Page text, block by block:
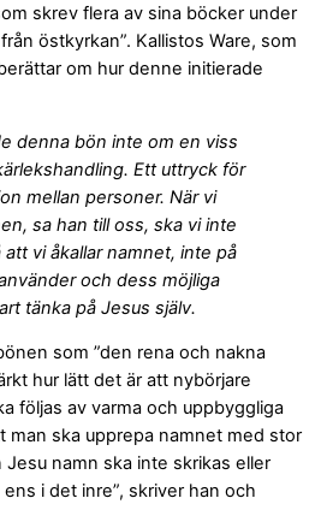
skrev flera av sina böcker under
östkyrkan”. Kallistos Ware, som
om hur denne initierade
denna bön inte om en viss
Ett uttryck för
mellan personer. När vi
sa han till oss, ska vi inte
vi åkallar namnet, inte på
och dess möjliga
tänka på Jesus själv.
som ”den rena och nakna
hur lätt det är att nybörjare
följas av varma och uppbyggliga
man ska upprepa namnet med stor
namn ska inte skrikas eller
i det inre”, skriver han och